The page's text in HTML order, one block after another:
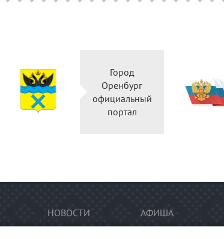
Город
Оренбург
официальный
портал
НОВОСТИ АФИША